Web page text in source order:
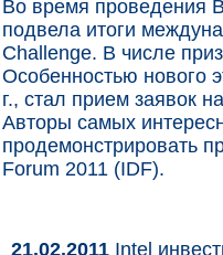
Во время проведения
подвела итоги
Challenge. В числе
Особенностью нового
г., стал прием заявок
Авторы самых
продемонстрировать
Forum 2011 (IDF).
21.02.2011 Intel